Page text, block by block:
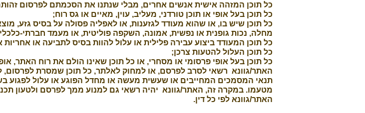
כל תוכן המזהה אישית אנשים אחרים, מבלי שנתנו את הסכמתם לפרסום
כל תוכן בעל אופי או תוכן טורדני, מעליב, עוין, מאיים או גס רוח;
כל תוכן שיש בו, או שהוא מעודד לגזענות, או לאפליה פסולה על בסיס גזע,
מחלה, נכות גופנית או נפשית, אמונה, השקפה פוליטית, או מעמד חברתי-
כל תוכן המעודד ביצוע עבירה פלילית או עלול להוות בסיס לתביעה או אחריות
כל תוכן העלול להטעות צרכן;
כל תוכן בעל אופי פרסומי או מסחרי, או כל תוכן שאינו הולם את רוח האתר,
האתר/גוונא רשאי לסרב לפרסם, או למחוק לאלתר, כל תוכן שמסרת לפרסום,
תנאי המסמכים המחייבים או שעשית מעשה או מחדל הפוגע או עלול לפגוע
מטעמו. במקרה זה, האתר/גוונא יהיה רשאי גם למנוע ממך לפרסם ולטעון
האתר/גוונא לפי כל דין.